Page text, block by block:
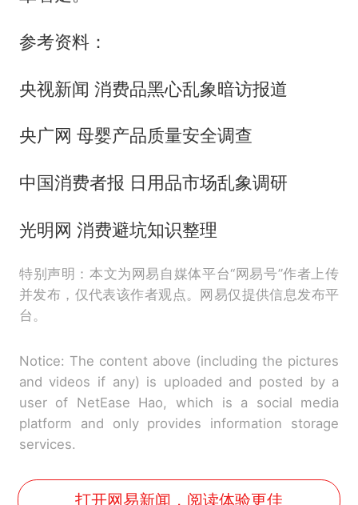
参考资料：
央视新闻 消费品黑心乱象暗访报道
央广网 母婴产品质量安全调查
中国消费者报 日用品市场乱象调研
光明网 消费避坑知识整理
特别声明：本文为网易自媒体平台“网易号”作者上传
并发布，仅代表该作者观点。网易仅提供信息发布平
台。
Notice: The content above (including the pictures
and videos if any) is uploaded and posted by a
user of NetEase Hao, which is a social media
platform and only provides information storage
services.
打开网易新闻，阅读体验更佳